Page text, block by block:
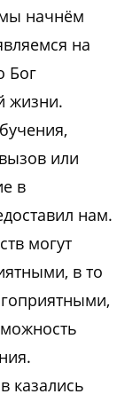
начнём
на
Бог
жизни.
или
в
нам.
могут
в то
казались